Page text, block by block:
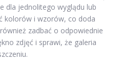
dla jednolitego wyglądu lub
kolorów i wzorów, co doda
zadbać o odpowiednie
zdjęć i sprawi, że galeria